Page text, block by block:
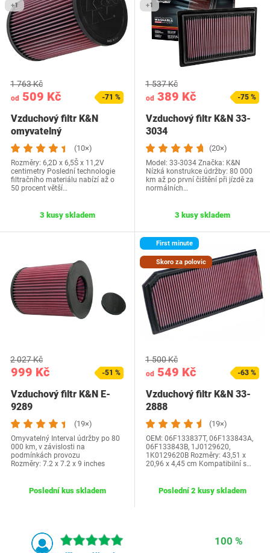
+1
od 509 Kč
1 763 Kč
-71 %
Vzduchový filtr K&N
omyvatelný
(10×)
Rozměry: 6,2D x 6,5Š x 11,2V
centimetry Poslední technologie
filtračního materiálu nabízí až o
50 procent větší…
3 kusy skladem
+1
od 389 Kč
1 537 Kč
-75 %
Vzduchový filtr K&N 33-
3034
(20×)
Model: 33-3034 Značka: K&N
Nízká konstrukce údržby: 80 000
km až po první čištění při jízdě za
normálních…
3 kusy skladem
999 Kč
2 027 Kč
-51 %
Vzduchový filtr K&N E-
9289
(19×)
Omyvatelný Interval údržby po 80
000 km, v závislosti na
podmínkách provozu
Rozměry: 7.2 x 7.2 x 9 inches
Poslední kus skladem
First minute
Skoro za polovic
od 549 Kč
1 500 Kč
-63 %
Vzduchový filtr K&N 33-
2888
(19×)
OEM: ‎06F133837T, 06F133843A,
06F133843B, 1J0129620,
1K0129620B Rozměry: ‎43,51 x
20,96 x 4,45 cm Kompatibilní s…
Poslední 2 kusy skladem
100 %